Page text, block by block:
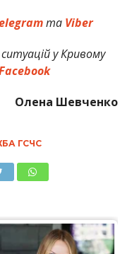
та Viber
у Кривому
Олена Шевченко
ГСЧС